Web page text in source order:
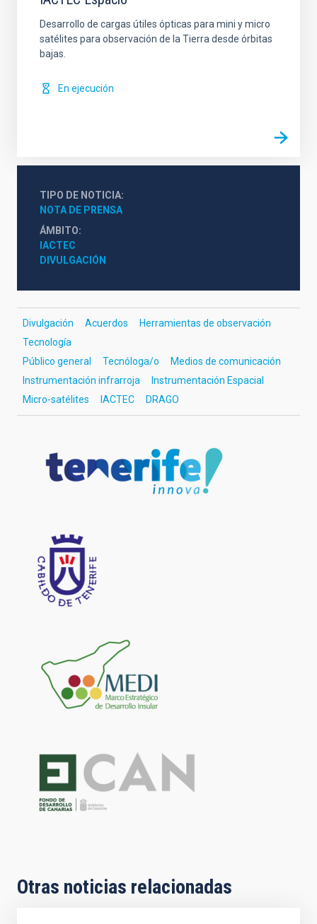
Desarrollo de cargas útiles ópticas para mini y micro
satélites para observación de la Tierra desde órbitas
bajas.
En ejecución
TIPO DE NOTICIA
NOTA DE PRENSA
ÁMBITO
IACTEC
DIVULGACIÓN
Divulgación Acuerdos
Herramientas de observación
Tecnología
Público general
Tecnóloga/o
Medios de comunicación
Instrumentación infrarroja
Instrumentación Espacial
Micro-satélites
IACTEC DRAGO
Otras noticias relacionadas